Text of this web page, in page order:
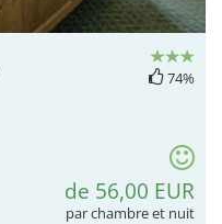
74%
de 56,00 EUR
par chambre et nuit